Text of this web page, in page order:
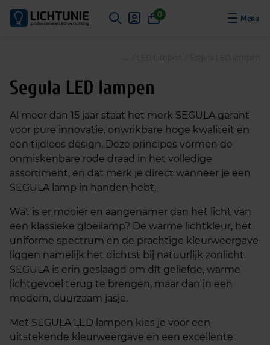
0
Segula LED lampen
Al meer dan 15 jaar staat het merk SEGULA garant
voor pure innovatie, onwrikbare hoge kwaliteit en
een tijdloos design. Deze principes vormen de
onmiskenbare rode draad in het volledige
assortiment, en dat merk je direct wanneer je een
SEGULA lamp in handen hebt.
Wat is er mooier en aangenamer dan het licht van
een klassieke gloeilamp? De warme lichtkleur, het
uniforme spectrum en de prachtige kleurweergave
liggen namelijk het dichtst bij natuurlijk zonlicht.
SEGULA is erin geslaagd om dít geliefde, warme
lichtgevoel terug te brengen, maar dan in een
modern, duurzaam jasje.
Met SEGULA LED lampen kies je voor een
uitstekende kleurweergave en een excellente